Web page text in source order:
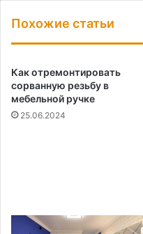
Похожие статьи
Как отремонтировать
сорванную резьбу в
мебельной ручке
25.06.2024